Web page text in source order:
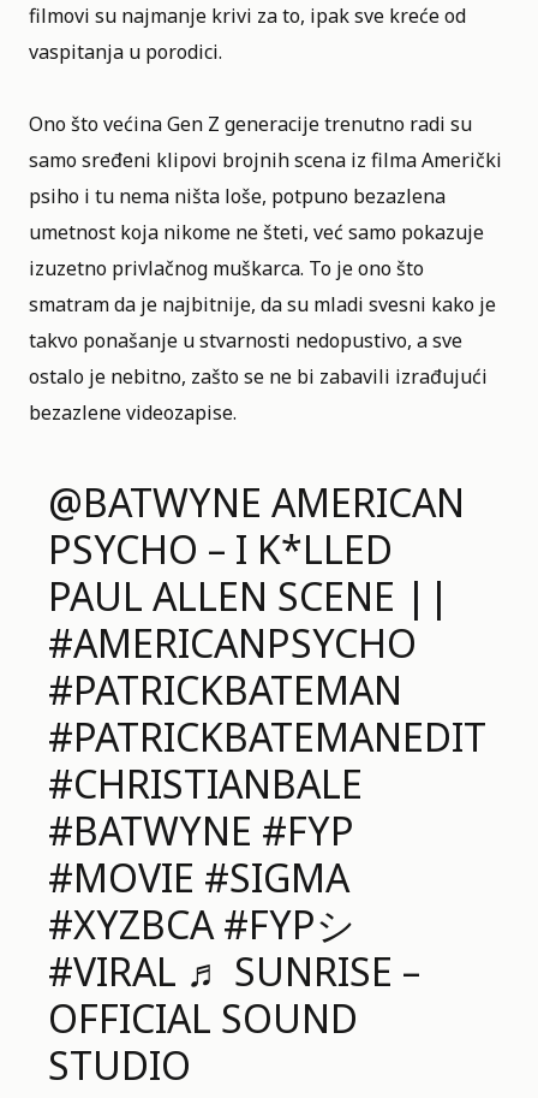
filmovi su najmanje krivi za to, ipak sve kreće od
vaspitanja u porodici.
Ono što većina Gen Z generacije trenutno radi su
samo sređeni klipovi brojnih scena iz filma Američki
psiho i tu nema ništa loše, potpuno bezazlena
umetnost koja nikome ne šteti, već samo pokazuje
izuzetno privlačnog muškarca. To je ono što
smatram da je najbitnije, da su mladi svesni kako je
takvo ponašanje u stvarnosti nedopustivo, a sve
ostalo je nebitno, zašto se ne bi zabavili izrađujući
bezazlene videozapise.
@BATWYNE AMERICAN
PSYCHO – I K*LLED
PAUL ALLEN SCENE ||
#AMERICANPSYCHO
#PATRICKBATEMAN
#PATRICKBATEMANEDIT
#CHRISTIANBALE
#BATWYNE #FYP
#MOVIE #SIGMA
#XYZBCA #FYPシ
#VIRAL ♬ SUNRISE –
OFFICIAL SOUND
STUDIO